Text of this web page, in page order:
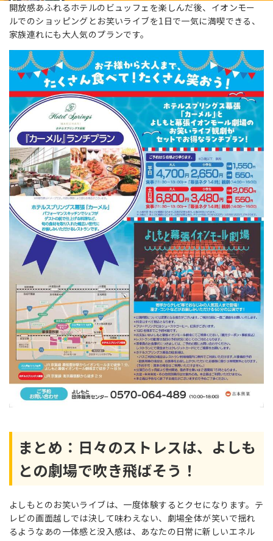
開放感あふれるホテルのビュッフェを楽しんだ後、イオンモー
ルでのショッピングとお笑いライブを1日で一気に満喫できる、
家族連れにも大人気のプランです。
まとめ：日々のストレスは、よしも
との劇場で吹き飛ばそう！
よしもとのお笑いライブは、一度体験するとクセになります。テ
レビの画面越しでは決して味わえない、劇場全体が笑いで揺れ
るようなあの一体感と没入感は、あなたの日常に新しいエネル